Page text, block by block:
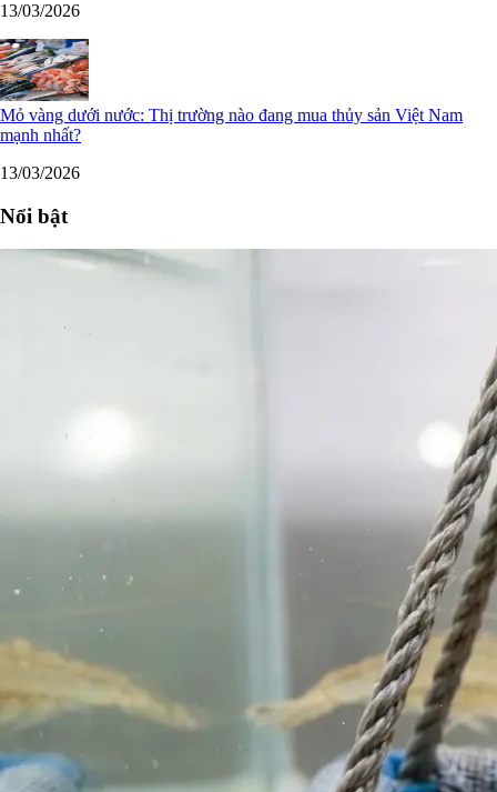
13/03/2026
Mỏ vàng dưới nước: Thị trường nào đang mua thủy sản Việt Nam
mạnh nhất?
13/03/2026
Nổi bật